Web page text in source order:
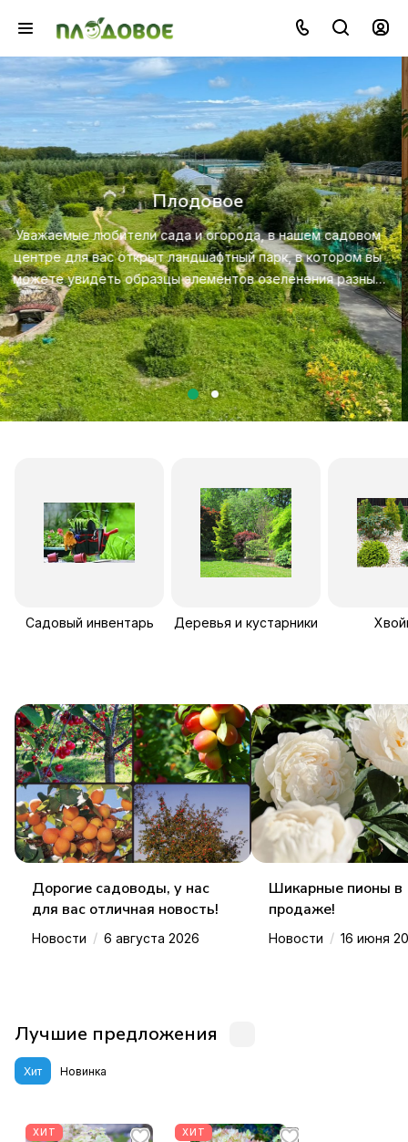
Озеленение
Создайте красивую и экологичную среду с помощью
профессионального ландшафтного дизайна, посадки и
ухода за растениями.
Посмотреть услугу
Садовый инвентарь Деревья и кустарники
Дорогие садоводы, у нас
для вас отличная новость!
Новости / 6 августа 2026
Шикарные пионы в
продаже!
Новости / 16 июня
Лучшие предложения
Хит Новинка
ХИТ ХИТ